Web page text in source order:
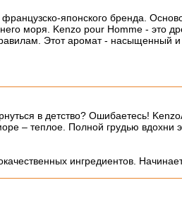
японского бренда.
моря. Kenzo pour Homme -
Этот аромат - насыщенный и
в детство? Ошибаетесь!
– теплое. Полной грудью вдохни
ингредиентов.